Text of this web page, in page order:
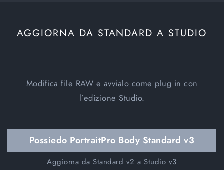
AGGIORNA DA STANDARD A STUDIO
Modifica file RAW e avvialo come plug in con
l’edizione Studio.
Possiedo PortraitPro Body Standard v3
Aggiorna da Standard v2 a Studio v3